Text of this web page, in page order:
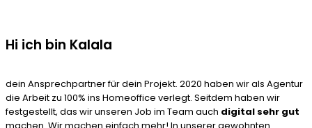
Hi ich bin Kalala
dein Ansprechpartner für dein Projekt. 2020 haben wir als Agentur
die Arbeit zu 100% ins Homeoffice verlegt. Seitdem haben wir
festgestellt, das wir unseren Job im Team auch digital sehr gut